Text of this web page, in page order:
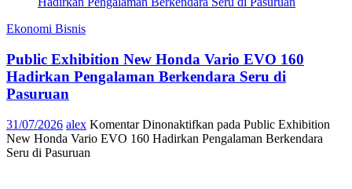
Ekonomi Bisnis
Public Exhibition New Honda Vario EVO 160
Hadirkan Pengalaman Berkendara Seru di
Pasuruan
31/07/2026 alex Komentar Dinonaktifkan pada Public Exhibition
New Honda Vario EVO 160 Hadirkan Pengalaman Berkendara
Seru di Pasuruan